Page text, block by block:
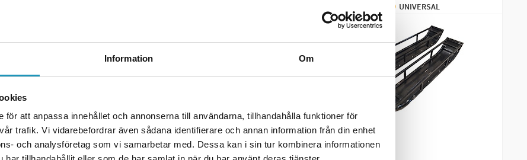
Information Om
för att anpassa innehållet och annonserna till användarna, tillhandahålla funktioner för
trafik. Vi vidarebefordrar även sådana identifierare och annan information från din enhet
och analysföretag som vi samarbetar med. Dessa kan i sin tur kombinera informationen
UNIVERSAL